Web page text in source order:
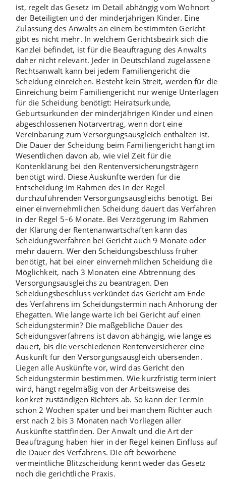
ist, regelt das Gesetz im Detail abhängig vom Wohnort
der Beteiligten und der minderjährigen Kinder. Eine
Zulassung des Anwalts an einem bestimmten Gericht
gibt es nicht mehr. In welchem Gerichtsbezirk sich die
Kanzlei befindet, ist für die Beauftragung des Anwalts
daher nicht relevant. Jeder in Deutschland zugelassene
Rechtsanwalt kann bei jedem Familiengericht die
Scheidung einreichen. Besteht kein Streit, werden für die
Einreichung beim Familiengericht nur wenige Unterlagen
für die Scheidung benötigt: Heiratsurkunde,
Geburtsurkunden der minderjährigen Kinder und einen
abgeschlossenen Notarvertrag, wenn dort eine
Vereinbarung zum Versorgungsausgleich enthalten ist.
Die Dauer der Scheidung beim Familiengericht hängt im
Wesentlichen davon ab, wie viel Zeit für die
Kontenklärung bei den Rentenversicherungsträgern
benötigt wird. Diese Auskünfte werden für die
Entscheidung im Rahmen des in der Regel
durchzuführenden Versorgungsausgleichs benötigt. Bei
einer einvernehmlichen Scheidung dauert das Verfahren
in der Regel 5–6 Monate. Bei Verzögerung im Rahmen
der Klärung der Rentenanwartschaften kann das
Scheidungsverfahren bei Gericht auch 9 Monate oder
mehr dauern. Wer denScheidungsbeschluss früher
benötigt, hat bei einer einvernehmlichen Scheidung die
Möglichkeit, nach 3 Monaten eine Abtrennung des
Versorgungsausgleichs zu beantragen. Den
Scheidungsbeschluss verkündet das Gericht am Ende
des Verfahrens im Scheidungstermin nach Anhörung der
Ehegatten. Wie lange warte ich bei Gericht auf einen
Scheidungstermin? Die maßgebliche Dauer des
Scheidungsverfahrens ist davon abhängig, wie lange es
dauert, bis die verschiedenen Rentenversicherer eine
Auskunft für den Versorgungsausgleich übersenden.
Liegen alle Auskünfte vor, wird das Gericht den
Scheidungstermin bestimmen. Wie kurzfristig terminiert
wird, hängt regelmäßig von der Arbeitsweise des
konkret zuständigen Richters ab. So kann der Termin
schon 2 Wochen später und bei manchem Richter auch
erst nach 2 bis 3 Monaten nach Vorliegen aller
Auskünfte stattfinden. Der Anwalt und die Art der
Beauftragung haben hier in der Regel keinen Einfluss auf
die Dauer des Verfahrens. Die oft beworbene
vermeintliche Blitzscheidung kennt weder das Gesetz
noch die gerichtliche Praxis.